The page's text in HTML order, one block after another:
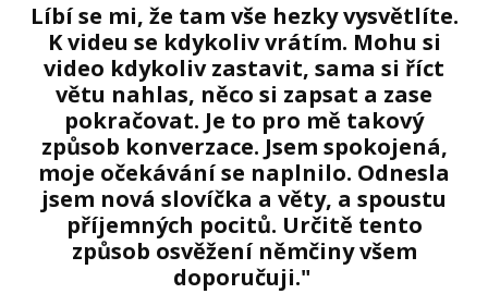
Líbí se mi, že tam vše hezky vysvětlíte.
K videu se kdykoliv vrátím. Mohu si
video kdykoliv zastavit, sama si říct
větu nahlas, něco si zapsat a zase
pokračovat. Je to pro mě takový
způsob konverzace. Jsem spokojená,
moje očekávání se naplnilo. Odnesla
jsem nová slovíčka a věty, a spoustu
příjemných pocitů. Určitě tento
způsob osvěžení němčiny všem
doporučuji."